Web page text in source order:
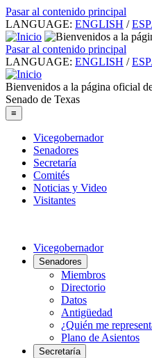
Pasar al contenido principal
LANGUAGE: ENGLISH /
Pasar al contenido principal
LANGUAGE: ENGLISH /
Bienvenidos a la página oficial
Senado de Texas
≡
Vicegobernador
Senadores
Secretaría
Comités
Noticias y Video
Visitantes
Vicegobernador
Senadores
Miembros
Directorio
Datos
Antigüedad
¿Quién me
Plano de Asientos
Secretaría